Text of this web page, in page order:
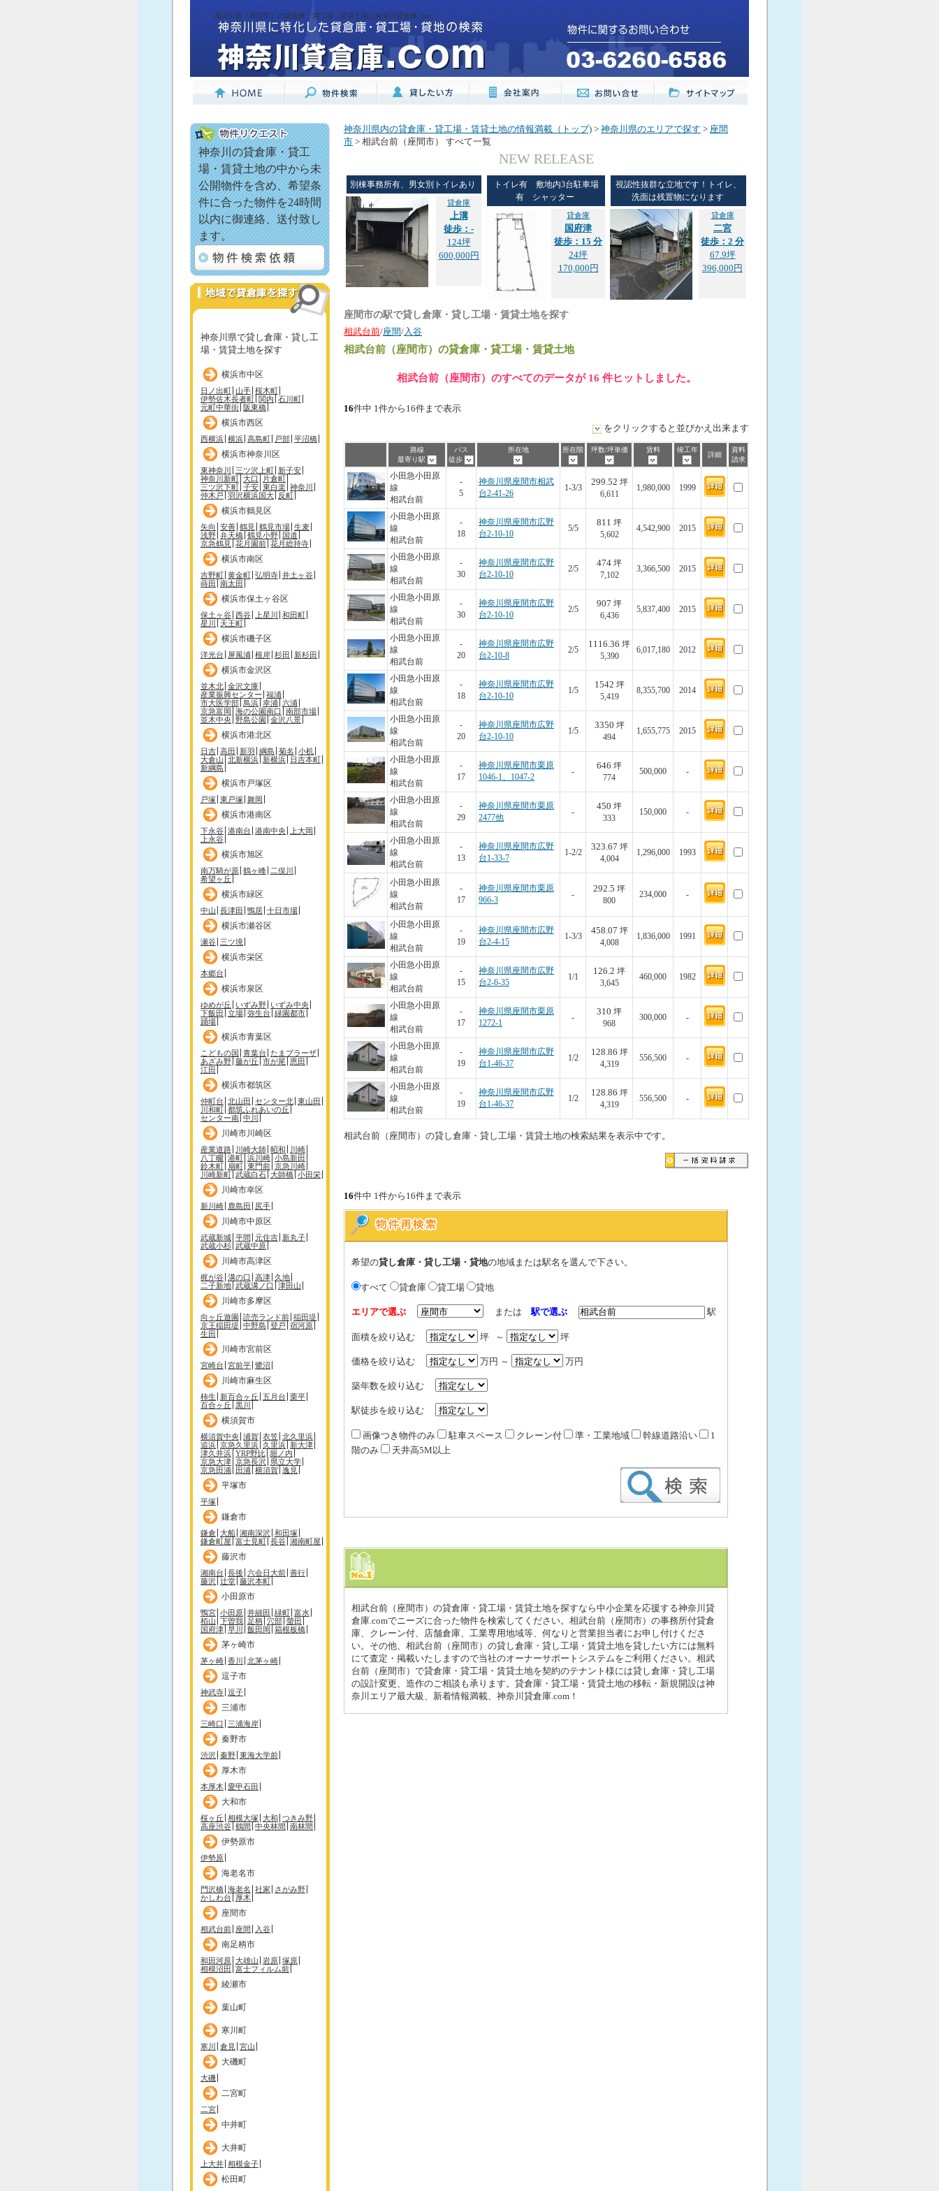
相武台前（座間市）の貸倉庫・貸工場・賃貸土地は神奈川貸倉庫.com。
神奈川の貸倉庫・貸工
場・賃貸土地の中から未
公開物件を含め、希望条
件に合った物件を24時間
以内に御連絡、送付致し
ます。
神奈川県で貸し倉庫・貸し工
場・賃貸土地を探す
横浜市中区
日ノ出町 山手 桜木町
伊勢佐木長者町 関内 石川町
元町中華街 阪東橋
横浜市西区
西横浜 横浜 高島町 戸部 平沼橋
横浜市神奈川区
東神奈川 三ツ沢上町 新子安
神奈川新町 大口
片倉町
三ツ沢下町 子安 東白楽 神奈川
仲木戸 羽沢横浜国大 反町
横浜市鶴見区
矢向 安善 鶴見 鶴見市場 生麦
浅野 弁天橋 鶴見小野
国道
京急鶴見
花月園前 花月総持寺
横浜市南区
吉野町 黄金町 弘明寺 井土ヶ谷
蒔田 南太田
横浜市保土ヶ谷区
保土ヶ谷 西谷 上星川
和田町
星川
天王町
横浜市磯子区
洋光台 屏風浦 根岸 杉田 新杉田
横浜市金沢区
並木北 金沢文庫
産業振興センター 福浦
市大医学部 鳥浜 幸浦 六浦
京急富岡 海の公園南口
南部市場
並木中央 野島公園 金沢八景
横浜市港北区
日吉 高田 新羽 綱島 菊名 小机
大倉山 北新横浜 新横浜 日吉本町
新綱島
横浜市戸塚区
戸塚 東戸塚 舞岡
横浜市港南区
下永谷 港南台 港南中央
上大岡
上永谷
横浜市旭区
南万騎が原 鶴ヶ峰 二俣川
希望ヶ丘
横浜市緑区
中山 長津田 鴨居 十日市場
横浜市瀬谷区
瀬谷 三ツ境
横浜市栄区
本郷台
横浜市泉区
ゆめが丘 いずみ野 いずみ中央
下飯田 立場 弥生台 緑園都市
踊場
横浜市青葉区
こどもの国 青葉台 たまプラーザ
あざみ野 藤が丘 市が尾
恩田
江田
横浜市都筑区
仲町台 北山田 センター北 東山田
川和町 都筑ふれあいの丘
センター南 中川
川崎市川崎区
産業道路 川崎大師 昭和
川崎
八丁畷 港町 浜川崎 小島新田
鈴木町 扇町 東門前 京急川崎
川崎新町 武蔵白石 大師橋 小田栄
川崎市幸区
新川崎 鹿島田 尻手
川崎市中原区
武蔵新城 平間 元住吉 新丸子
武蔵小杉 武蔵中原
川崎市高津区
梶が谷 溝の口 高津 久地
二子新地 武蔵溝ノ口 津田山
川崎市多摩区
向ヶ丘遊園 読売ランド前 稲田堤
京王稲田堤 中野島 登戸 宿河原
生田
川崎市宮前区
宮崎台 宮前平 鷺沼
川崎市麻生区
柿生 新百合ヶ丘 五月台 栗平
百合ヶ丘 黒川
横須賀市
横須賀中央 浦賀 衣笠 北久里浜
追浜 京急久里浜 久里浜 新大津
津久井浜 YRP野比 堀ノ内
京急大津 京急長沢
県立大学
京急田浦
田浦 横須賀 逸見
平塚市
平塚
鎌倉市
鎌倉 大船 湘南深沢 和田塚
鎌倉町屋 富士見町 長谷 湘南町屋
藤沢市
湘南台 長後 六会日大前 善行
藤沢 辻堂 藤沢本町
小田原市
鴨宮 小田原 井細田 緑町 富水
栢山 下曽我 足柄 穴部 螢田
国府津 早川 飯田岡 箱根板橋
茅ヶ崎市
茅ヶ崎 香川 北茅ヶ崎
逗子市
神武寺 逗子
三浦市
三崎口 三浦海岸
秦野市
渋沢 秦野 東海大学前
厚木市
本厚木 愛甲石田
大和市
桜ヶ丘 相模大塚 大和 つきみ野
高座渋谷 鶴間 中央林間 南林間
伊勢原市
伊勢原
海老名市
門沢橋 海老名 社家
さがみ野
かしわ台
厚木
座間市
相武台前 座間 入谷
南足柄市
和田河原 大雄山 岩原 塚原
相模沼田 富士フィルム前
綾瀬市
葉山町
寒川町
寒川 倉見 宮山
大磯町
大磯
二宮町
二宮
中井町
大井町
上大井 相模金子
松田町
神奈川県内の貸倉庫・貸工場・賃貸土地の情報満載（トップ) > 神奈川県のエリアで探す > 座間
市 > 相武台前（座間市） すべて一覧
NEW RELEASE
別棟事務所有、男女別トイレあり
貸倉庫
上溝
徒歩：-
124坪
600,000円
トイレ有 敷地内3台駐車場
有 シャッター
貸倉庫
国府津
徒歩：15 分
24坪
170,000円
視認性抜群な立地です！トイレ、
洗面は残置物になります
貸倉庫
二宮
徒歩：2 分
67.9坪
396,000円
座間市の駅で貸し倉庫・貸し工場・賃貸土地を探す
相武台前/座間/入谷
相武台前（座間市） の貸倉庫・貸工場・賃貸土地
相武台前（座間市）のすべてのデータが 16 件ヒットしました。
16件中 1件から16件まで表示
をクリックすると並びかえ出来ます
路線
最寄り駅
バス
徒歩
所在地 所在階 坪数/坪単価 賃料 竣工年
詳細
資料
請求
小田急小田原
線
相武台前
-
5
神奈川県座間市相武
台2-41-26
1-3/3
299.52 坪
6,611
1,980,000 1999
小田急小田原
線
相武台前
-
18
神奈川県座間市広野
台2-10-10
5/5
811 坪
5,602
4,542,900 2015
小田急小田原
線
相武台前
-
30
神奈川県座間市広野
台2-10-10
2/5
474 坪
7,102
3,366,500 2015
小田急小田原
線
相武台前
-
30
神奈川県座間市広野
台2-10-10
2/5
907 坪
6,436
5,837,400 2015
小田急小田原
線
相武台前
-
20
神奈川県座間市広野
台2-10-8
2/5
1116.36 坪
5,390
6,017,180 2012
小田急小田原
線
相武台前
-
18
神奈川県座間市広野
台2-10-10
1/5
1542 坪
5,419
8,355,700 2014
小田急小田原
線
相武台前
-
20
神奈川県座間市広野
台2-10-10
1/5
3350 坪
494
1,655,775 2015
小田急小田原
線
相武台前
-
17
神奈川県座間市栗原
1046-1、1047-2
-
646 坪
774
500,000 -
小田急小田原
線
相武台前
-
29
神奈川県座間市栗原
2477他
-
450 坪
333
150,000 -
小田急小田原
線
相武台前
-
13
神奈川県座間市広野
台1-33-7
1-2/2
323.67 坪
4,004
1,296,000 1993
小田急小田原
線
相武台前
-
17
神奈川県座間市栗原
966-3
-
292.5 坪
800
234,000 -
小田急小田原
線
相武台前
-
19
神奈川県座間市広野
台2-4-15
1-3/3
458.07 坪
4,008
1,836,000 1991
小田急小田原
線
相武台前
-
15
神奈川県座間市広野
台2-6-35
1/1
126.2 坪
3,645
460,000 1982
小田急小田原
線
相武台前
-
17
神奈川県座間市栗原
1272-1
-
310 坪
968
300,000 -
小田急小田原
線
相武台前
-
19
神奈川県座間市広野
台1-46-37
1/2
128.86 坪
4,319
556,500 -
小田急小田原
線
相武台前
-
19
神奈川県座間市広野
台1-46-37
1/2
128.86 坪
4,319
556,500 -
相武台前（座間市）の貸し倉庫・貸し工場・賃貸土地の検索結果を表示中です。
16件中 1件から16件まで表示
希望の貸し倉庫・貸し工場・貸地の地域または駅名を選んで下さい。
すべて 貸倉庫 貸工場 貸地
エリアで選ぶ または駅で選ぶ 駅
面積を絞り込む 坪 ～ 坪
価格を絞り込む 万円 ～ 万円
築年数を絞り込む
駅徒歩を絞り込む
画像つき物件のみ 駐車スペース クレーン付 準・工業地域 幹線道路沿い
1
階のみ
天井高5M以上
相武台前（座間市）の貸倉庫・貸工場・賃貸土地を探すなら中小企業を応援する神奈川貸
倉庫.comでニーズに合った物件を検索してください。相武台前（座間市）の事務所付貸倉
庫、クレーン付、店舗倉庫、工業専用地域等、何なりと営業担当者にお申し付けくださ
い。その他、相武台前（座間市）の貸し倉庫・貸し工場・賃貸土地を貸したい方には無料
にて査定・掲載いたしますので当社のオーナーサポートシステムをご利用ください。相武
台前（座間市）で貸倉庫・貸工場・賃貸土地を契約のテナント様には貸し倉庫・貸し工場
の設計変更、造作のご相談も承ります。貸倉庫・貸工場・賃貸土地の移転・新規開設は神
奈川エリア最大級、新着情報満載、神奈川貸倉庫.com！